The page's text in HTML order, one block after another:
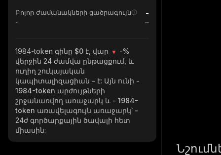
Բոլոր ժամանակների ցածրագույն -
-
1984-token գինը $0 է, վար
-%
վերջին 24 ժամվա ընթացքում, և
ուղիղ շուկայական
կապիտալիզացիան - է: Այն ունի -
1984-token արժույթների
շրջանառվող առաջարկ և - 1984-
token առավելագույն առաջարկ՝ -
24ժ գործարքային ծավալի հետ
միասին: